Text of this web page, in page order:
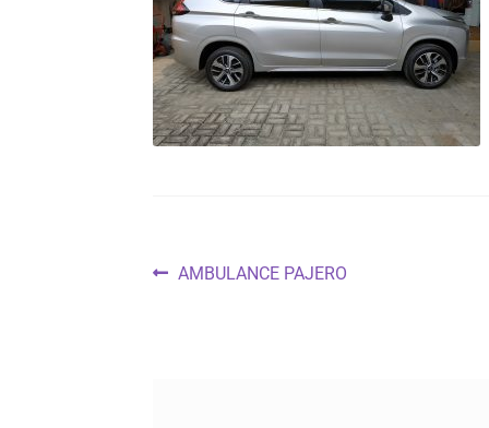
Navigasi
Previous
AMBULANCE PAJERO